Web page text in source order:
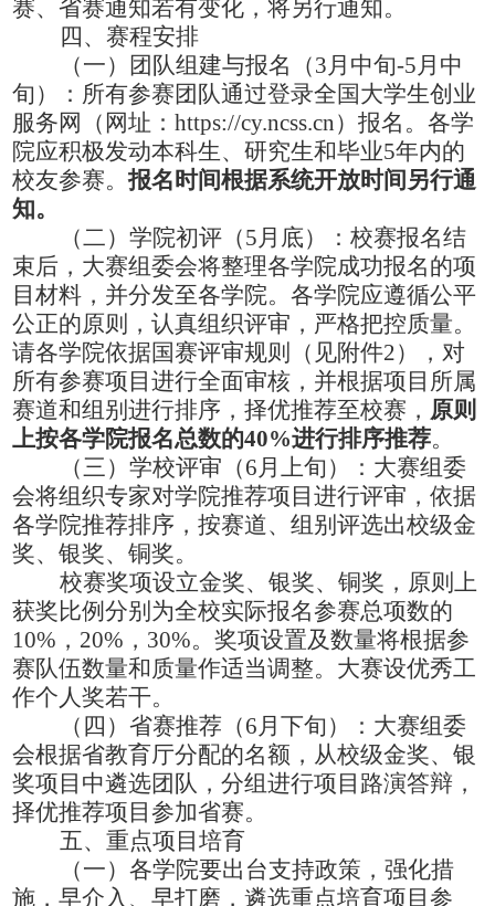
赛、省赛通知若有变化，将另行通知。
四、赛程安排
（一）团队组建与报名（3月中旬-5月 中
旬 ）：所有参赛团队通过登录全国大学生创业
服务网（网址：https://cy.ncss.cn）报名。各学
院应积极发动本科生、研究生和毕业5年内的
校友参赛。报名时间根据系统开放时间另行通
知。
（二）学院初评（5 月 底）：校赛报名结
束后，大赛组委会将整理各学院成功报名的项
目材料，并分发至各学院。各学院应遵循公平
公正的原则，认真组织评审，严格把控质量。
请各学院依据国赛评审规则（见附件2），对
所有参赛项目进行全面审核，并根据项目所属
赛道和组别进行排序，择优推荐至校赛， 原则
上按各学院报名总数的40%进行排序推荐。
（三）学校评审（6月 上旬 ）：大赛组委
会将组织专家对学院推荐项目进行评审，依据
各学院推荐排序，按赛道、组别评选出校级金
奖、银奖、铜奖。
校赛奖项设立金奖、银奖、铜奖，原则上
获奖比例分别为全校实际报名参赛总项数的
10%，20%，30%。奖项设置及数量将根据参
赛队伍数量和质量作适当调整。大赛设优秀工
作个人奖若干。
（四）省赛推荐（6月下旬）：大赛组委
会根据省教育厅分配的名额， 从校级金奖、银
奖项目中遴选团队，分组进行项目路演答辩，
择优推荐项目参加省赛。
五、重点项目培育
（一）各学院要出台支持政策，强化措
施，早介入、早打磨，遴选重点培育项目参